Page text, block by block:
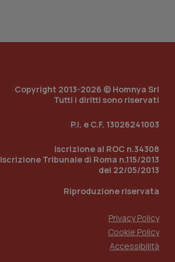
Copyright 2013-2026 © Homnya Srl
Tutti i diritti sono riservati
P.I. e C.F. 13026241003
Iscrizione al ROC n.34308
Iscrizione Tribunale di Roma n.115/2013
del 22/05/2013
Riproduzione riservata
Privacy Policy
Cookie Policy
Accessibilità